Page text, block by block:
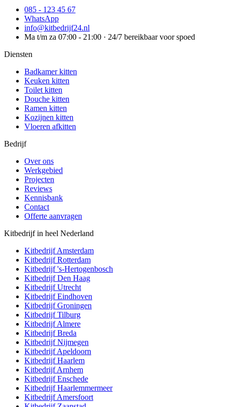
085 - 123 45 67
WhatsApp
info@kitbedrijf24.nl
Ma t/m za 07:00 - 21:00 · 24/7 bereikbaar voor spoed
Diensten
Badkamer kitten
Keuken kitten
Toilet kitten
Douche kitten
Ramen kitten
Kozijnen kitten
Vloeren afkitten
Bedrijf
Over ons
Werkgebied
Projecten
Reviews
Kennisbank
Contact
Offerte aanvragen
Kitbedrijf in heel Nederland
KitbedrijfAmsterdam
KitbedrijfRotterdam
Kitbedrijf's-Hertogenbosch
KitbedrijfDen Haag
KitbedrijfUtrecht
KitbedrijfEindhoven
KitbedrijfGroningen
KitbedrijfTilburg
KitbedrijfAlmere
KitbedrijfBreda
KitbedrijfNijmegen
KitbedrijfApeldoorn
KitbedrijfHaarlem
KitbedrijfArnhem
KitbedrijfEnschede
KitbedrijfHaarlemmermeer
KitbedrijfAmersfoort